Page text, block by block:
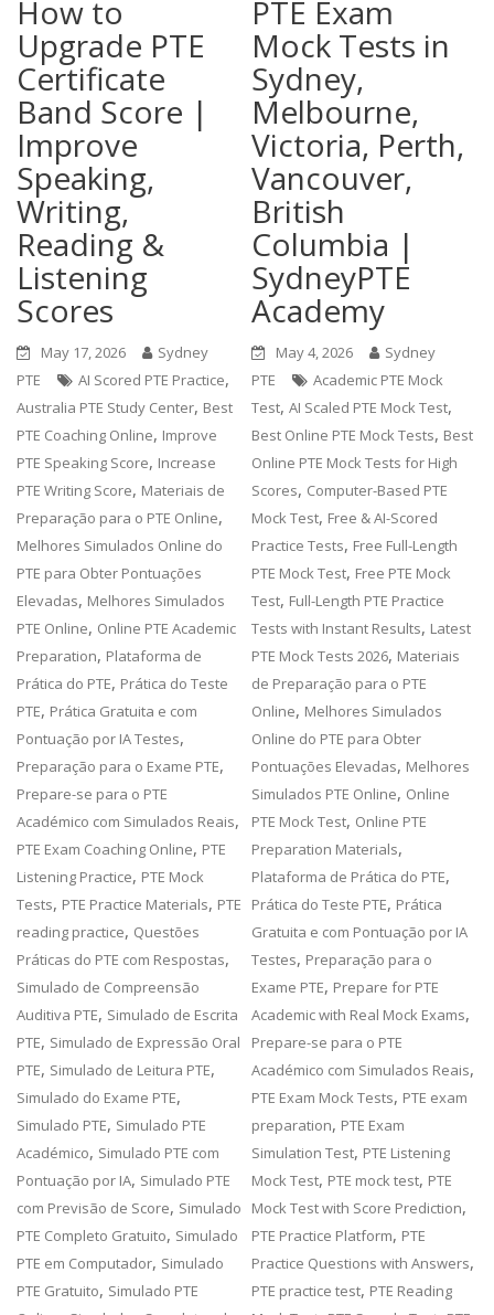
How to
Upgrade PTE
Certificate
Band Score |
Improve
Speaking,
Writing,
Reading &
Listening
Scores
May 17, 2026
Sydney
PTE
AI Scored PTE Practice,
Australia PTE Study Center, Best
PTE Coaching Online, Improve
PTE Speaking Score, Increase
PTE Writing Score, Materiais de
Preparação para o PTE Online,
Melhores Simulados Online do
PTE para Obter Pontuações
Elevadas, Melhores Simulados
PTE Online, Online PTE Academic
Preparation, Plataforma de
Prática do PTE, Prática do Teste
PTE, Prática Gratuita e com
Pontuação por IA Testes,
Preparação para o Exame PTE,
Prepare-se para o PTE
Académico com Simulados Reais,
PTE Exam Coaching Online, PTE
Listening Practice, PTE Mock
Tests, PTE Practice Materials, PTE
reading practice, Questões
Práticas do PTE com Respostas,
Simulado de Compreensão
Auditiva PTE, Simulado de Escrita
PTE, Simulado de Expressão Oral
PTE, Simulado de Leitura PTE,
Simulado do Exame PTE,
Simulado PTE, Simulado PTE
Académico, Simulado PTE com
Pontuação por IA, Simulado PTE
com Previsão de Score, Simulado
PTE Completo Gratuito, Simulado
PTE em Computador, Simulado
PTE Gratuito, Simulado PTE
PTE Exam
Mock Tests in
Sydney,
Melbourne,
Victoria, Perth,
Vancouver,
British
Columbia |
SydneyPTE
Academy
May 4, 2026
Sydney
PTE
Academic PTE Mock
Test,AI Scaled PTE Mock Test,
Best Online PTE Mock Tests, Best
Online PTE Mock Tests for High
Scores, Computer-Based PTE
Mock Test, Free & AI-Scored
Practice Tests, Free Full-Length
PTE Mock Test, Free PTE Mock
Test, Full-Length PTE Practice
Tests with Instant Results, Latest
PTE Mock Tests 2026, Materiais
de Preparação para o PTE
Online, Melhores Simulados
Online do PTE para Obter
Pontuações Elevadas, Melhores
Simulados PTE Online, Online
PTE Mock Test, Online PTE
Preparation Materials,
Plataforma de Prática do PTE,
Prática do Teste PTE, Prática
Gratuita e com Pontuação por IA
Testes, Preparação para o
Exame PTE, Prepare for PTE
Academic with Real Mock Exams,
Prepare-se para o PTE
Académico com Simulados Reais,
PTE Exam Mock Tests, PTE exam
preparation, PTE Exam
Simulation Test, PTE Listening
Mock Test, PTE mock test, PTE
Mock Test with Score Prediction,
PTE Practice Platform, PTE
Practice Questions with Answers,
PTE practice test, PTE Reading